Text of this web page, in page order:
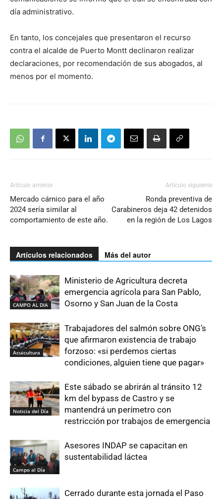
día administrativo.
En tanto, los concejales que presentaron el recurso
contra el alcalde de Puerto Montt declinaron realizar
declaraciones, por recomendación de sus abogados, al
menos por el momento.
Artículo anterior
Mercado cárnico para el año
2024 sería similar al
comportamiento de este año.
Artículo siguiente
Ronda preventiva de
Carabineros deja 42 detenidos
en la región de Los Lagos
Artículos relacionados Más del autor
CAMPO AL DIA
Ministerio de Agricultura decreta
emergencia agrícola para San Pablo,
Osorno y San Juan de la Costa
Acuicultura
Trabajadores del salmón sobre ONG’s
que afirmaron existencia de trabajo
forzoso: «si perdemos ciertas
condiciones, alguien tiene que pagar»
Noticia del Día
Este sábado se abrirán al tránsito 12
km del bypass de Castro y se
mantendrá un perímetro con
restricción por trabajos de emergencia
Campo al Día
Asesores INDAP se capacitan en
sustentabilidad láctea
Cerrado durante esta jornada el Paso